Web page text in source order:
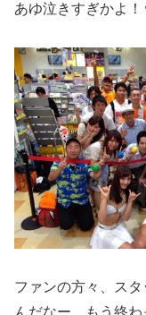
あゆ泣きすぎかよ！
ファンの方々、ス
んだなー、もう終